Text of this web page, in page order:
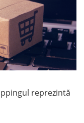
reprezintă